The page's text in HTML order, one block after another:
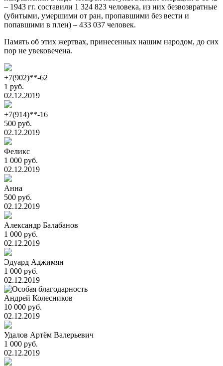
– 1943 гг. составили 1 324 823 человека, из них безвозвратные
(убитыми, умершими от ран, пропавшими без вести и
попавшими в плен) – 433 037 человек.
Память об этих жертвах, принесенных нашим народом, до сих
пор не увековечена.
+7(902)**-62
1 руб.
02.12.2019
+7(914)**-16
500 руб.
02.12.2019
Феликс
1 000 руб.
02.12.2019
Анна
500 руб.
02.12.2019
Александр Балабанов
1 000 руб.
02.12.2019
Эдуард Аджимян
1 000 руб.
02.12.2019
Андрей Колесников
10 000 руб.
02.12.2019
Удалов Артём Валерьевич
1 000 руб.
02.12.2019